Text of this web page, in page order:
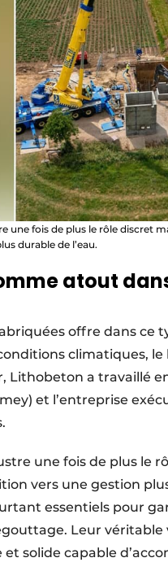
une fois de plus le rôle discret
durable de l’eau.
atout
offre dans ce
climatiques,
Lithobeton a travaillé
et l’entreprise
une fois de plus le
vers une gestion
essentiels pour
Leur
solide capable